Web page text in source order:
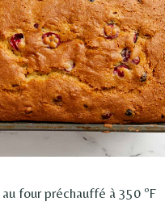
four préchauffé à 350 ºF